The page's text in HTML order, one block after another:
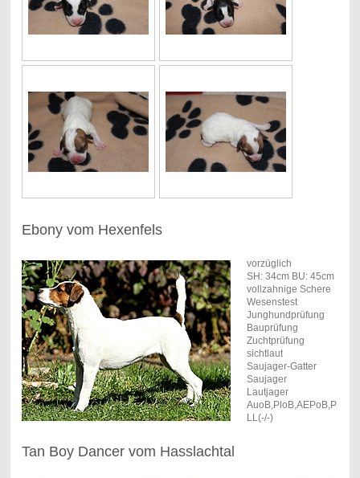
Ebony vom Hexenfels
vorzüglich
SH: 34cm BU: 45cm
vollzahnige Schere
Wesenstest
Junghundprüfung
Bauprüfung
Zuchtprüfung
sichtlaut
Saujager-Gatter
Saujager
Lautjager
AuoB,PloB,AEPoB,P
LL(-/-)
Tan Boy Dancer vom Hasslachtal